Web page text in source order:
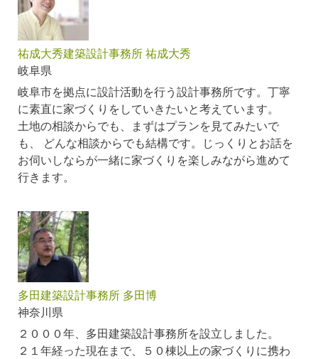
祐成大秀建築設計事務所 祐成大秀
岐阜県
岐阜市を拠点に設計活動を行う設計事務所です。丁寧
に素直に家づくりをしていきたいと考えています。
土地の相談からでも、まずはプランを見てみたいで
も、 どんな相談からでも結構です。じっくりとお話を
お伺いしならが一緒に家づくりを楽しみながら進めて
行きます。
多田建築設計事務所 多田博
神奈川県
２０００年、多田建築設計事務所を設立しました。
２１年経った現在まで、５０棟以上の家づくりに携わ